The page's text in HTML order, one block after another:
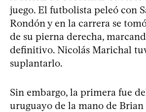
juego. El futbolista peleó con
Rondón y en la carrera se
de su pierna derecha,
definitivo. Nicolás Marichal
suplantarlo.
Sin embargo, la primera fue
uruguayo de la mano de Brian